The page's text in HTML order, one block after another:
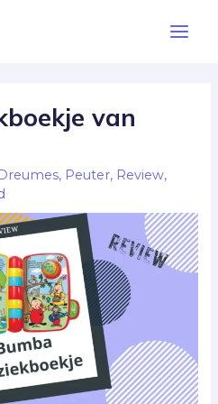
van
, Peuter, Review,